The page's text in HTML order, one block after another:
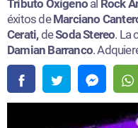
Tributo Oxígeno al Rock
éxitos deMarciano
Cerati,deSoda Stereo. La
Damian Barranco.